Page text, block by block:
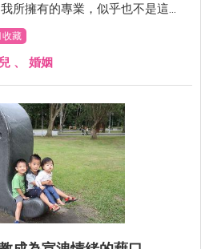
所擁有的專業，似乎也不是這麼
也很少再碰了。「灰姑娘」從此
種失去自我價值的失落感。
收藏
、 婚姻